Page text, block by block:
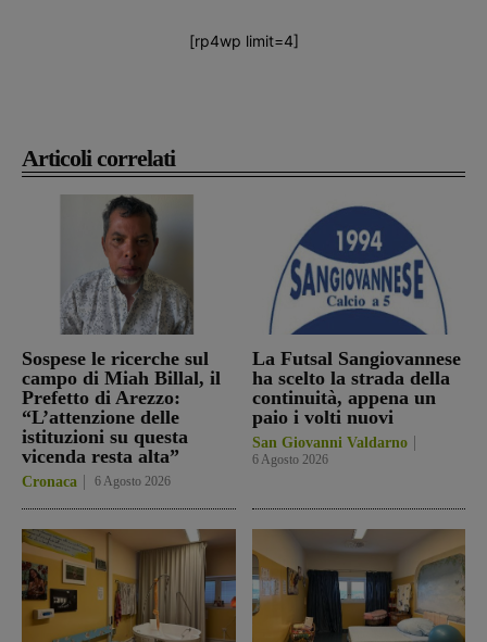
Articoli correlati
Sospese le ricerche sul
campo di Miah Billal, il
Prefetto di Arezzo:
“L’attenzione delle
istituzioni su questa
vicenda resta alta”
Cronaca 6 Agosto 2026
La Futsal Sangiovannese
ha scelto la strada della
continuità, appena un
paio i volti nuovi
San Giovanni Valdarno
6 Agosto 2026
[rp4wp limit=4]